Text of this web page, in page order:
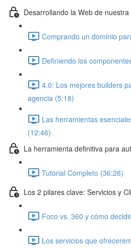
Desarrollando la Web de nuestra
Comprando un dominio
Definiendo los
4.0: Los mejores builders
agencia (5:18)
Las herramientas
(12:46)
La herramienta definitiva para
Tutorial Completo (36:26)
Los 2 pilares clave: Servicios y
Foco vs. 360 y cómo
Los servicios que